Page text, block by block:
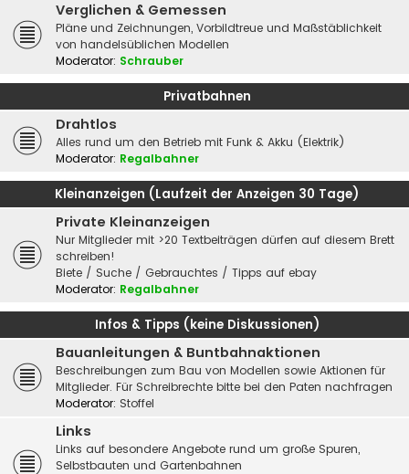
Verglichen & Gemessen
Pläne und Zeichnungen, Vorbildtreue und Maßstäblichkeit
von handelsüblichen Modellen
Moderator: Schrauber
Privatbahnen
Drahtlos
Alles rund um den Betrieb mit Funk & Akku (Elektrik)
Moderator: Regalbahner
Kleinanzeigen (Laufzeit der Anzeigen 30 Tage)
Private Kleinanzeigen
Nur Mitglieder mit >20 Textbeiträgen dürfen auf diesem Brett
schreiben!
Biete / Suche / Gebrauchtes / Tipps auf ebay
Moderator: Regalbahner
Infos & Tipps (keine Diskussionen)
Bauanleitungen & Buntbahnaktionen
Beschreibungen zum Bau von Modellen sowie Aktionen für
Mitglieder. Für Schreibrechte bitte bei den Paten nachfragen
Moderator: Stoffel
Links
Links auf besondere Angebote rund um große Spuren,
Selbstbauten und Gartenbahnen